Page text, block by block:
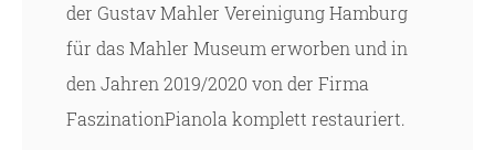
der Gustav Mahler Vereinigung Hamburg
für das Mahler Museum erworben und in
den Jahren 2019/2020 von der Firma
FaszinationPianola komplett restauriert.